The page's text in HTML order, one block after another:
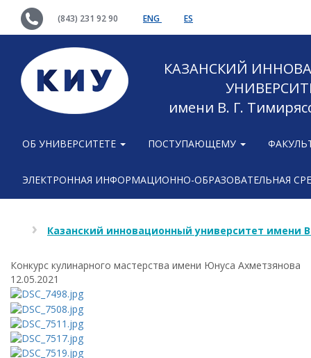
(843) 231 92 90 ENG ES
КАЗАНСКИЙ
имени В. Г.
ОБ УНИВЕРСИТЕТЕ ПОСТУПАЮЩЕМУ
ЭЛЕКТРОННАЯ ИНФОРМАЦИОННО-ОБРАЗОВАТЕЛЬНАЯ
Казанский инновационный университет имени
Конкурс кулинарного мастерства имени Юнуса Ахметзянова
12.05.2021